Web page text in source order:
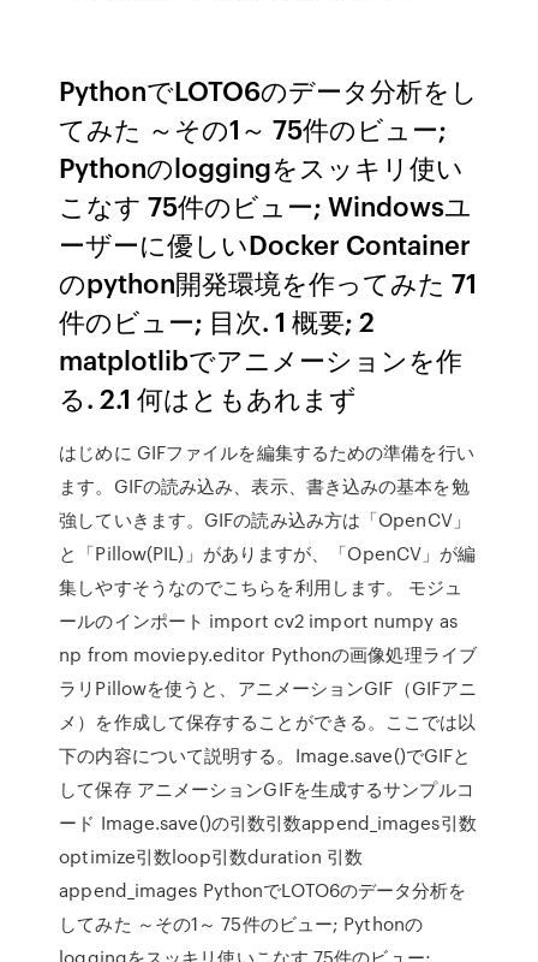
PythonでLOTO6のデータ分析をし
てみた ～その1～ 75件のビュー;
Pythonのloggingをスッキリ使い
こなす 75件のビュー; Windowsユ
ーザーに優しいDocker Container
のpython開発環境を作ってみた 71
件のビュー; 目次. 1 概要; 2
matplotlibでアニメーションを作
る. 2.1 何はともあれまず
はじめに GIFファイルを編集するための準備を行い
ます。GIFの読み込み、表示、書き込みの基本を勉
強していきます。GIFの読み込み方は「OpenCV」
と「Pillow(PIL)」がありますが、「OpenCV」が編
集しやすそうなのでこちらを利用します。 モジュ
ールのインポート import cv2 import numpy as
np from moviepy.editor Pythonの画像処理ライブ
ラリPillowを使うと、アニメーションGIF（GIFアニ
メ）を作成して保存することができる。ここでは以
下の内容について説明する。Image.save()でGIFと
して保存 アニメーションGIFを生成するサンプルコ
ード Image.save()の引数引数append_images引数
optimize引数loop引数duration 引数
append_images PythonでLOTO6のデータ分析を
してみた ～その1～ 75件のビュー; Pythonの
loggingをスッキリ使いこなす 75件のビュー;